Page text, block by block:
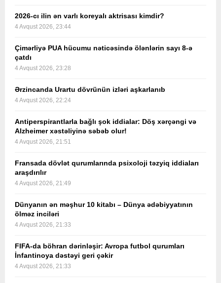
2026-cı ilin ən varlı koreyalı aktrisası kimdir?
4 Avqust 2026, 23:44
Çimərliyə PUA hücumu nəticəsində ölənlərin sayı 8-ə
çatdı
4 Avqust 2026, 23:28
Ərzincanda Urartu dövrünün izləri aşkarlanıb
4 Avqust 2026, 22:24
Antiperspirantlarla bağlı şok iddialar: Döş xərçəngi və
Alzheimer xəstəliyinə səbəb olur!
4 Avqust 2026, 21:51
Fransada dövlət qurumlarında psixoloji təzyiq iddiaları
araşdırılır
4 Avqust 2026, 21:49
Dünyanın ən məşhur 10 kitabı – Dünya ədəbiyyatının
ölməz inciləri
4 Avqust 2026, 21:33
FIFA-da böhran dərinləşir: Avropa futbol qurumları
İnfantinoya dəstəyi geri çəkir
4 Avqust 2026, 21:33